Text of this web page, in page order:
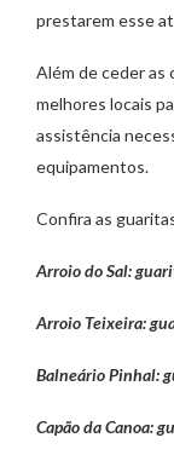
prestarem esse
Além de ceder as
melhores locais
assistência
equipamentos.
Confira as
Arroio do Sal:
Arroio Teixeira:
Balneário Pinhal:
Capão da Canoa: